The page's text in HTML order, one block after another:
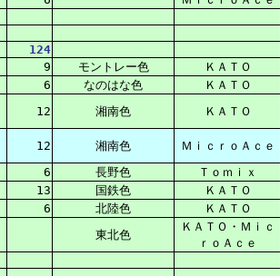
124
9 モントレー色
ＫＡＴＯ
6 なのはな色
ＫＡＴＯ
12 湘南色
ＫＡＴＯ
12 湘南色 ＭｉｃｒｏＡｃｅ
6 長野色
Ｔｏｍｉｘ
13 国鉄色
ＫＡＴＯ
6 北陸色
ＫＡＴＯ
東北色
ＫＡＴＯ・Ｍｉｃ
ｒｏＡｃｅ